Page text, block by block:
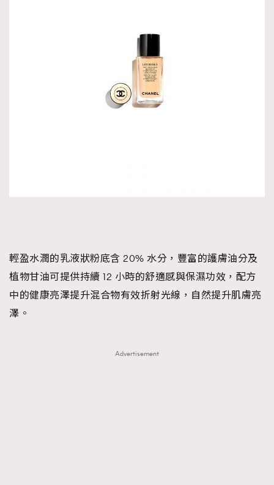
輕盈水潤的乳液狀粉底含 20% 水分，豐富的護膚油分及
植物甘油可提供持續 12 小時的舒適感與保濕功效，配方
中的健康亮澤提升混合物有效折射光線，自然提升肌膚亮
澤。
Advertisement